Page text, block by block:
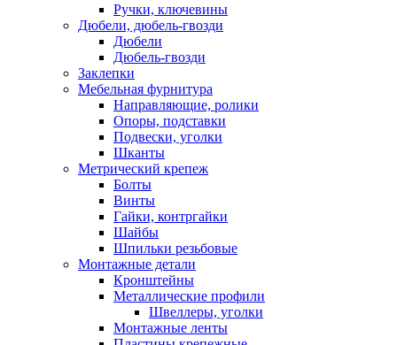
Ручки, ключевины
Дюбели, дюбель-гвозди
Дюбели
Дюбель-гвозди
Заклепки
Мебельная фурнитура
Направляющие, ролики
Опоры, подставки
Подвески, уголки
Шканты
Метрический крепеж
Болты
Винты
Гайки, контргайки
Шайбы
Шпильки резьбовые
Монтажные детали
Кронштейны
Металлические профили
Швеллеры, уголки
Монтажные ленты